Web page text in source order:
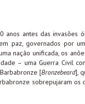
anos antes das invasões
paz, governados por
nação unificada, os
– uma Guerra Civil
[Bronzebeard],
sobrepujaram